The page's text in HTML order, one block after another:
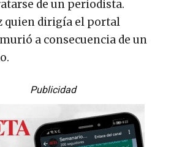
de un periodista.
quien dirigía el portal
a consecuencia de un
Publicidad